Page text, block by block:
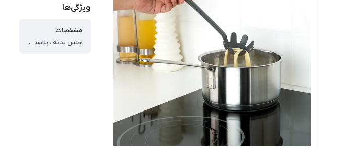
ویژگی‌ها
مشخصات
جنس بدنه ، پلاستیک ، شامل ، سرویس کفگیر و ملاقه ، قابلیت شست‌وشو ، با دست ، با ماشین ظرف‌شویی ، ابعاد بسته‌بندی ، ۳۵x۱۲x۱۲ سانتی‌متر ، وزن بسته‌بندی ، ۳۵۰ گرم